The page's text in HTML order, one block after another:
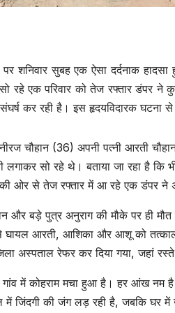
पर शनिवार सुबह एक ऐसा दर्दनाक
रहे एक परिवार को तेज रफ्तार डंपर ने
कर रही है। इस हृदयविदारक घटना
नीरज चौहान (36) अपनी पत्नी
सो रहे थे। बताया जा रहा है कि
ओर से तेज रफ्तार में आ रहे एक डंपर ने
और बड़े पुत्र अनुराग की मौके पर ही
आरती, आशिका और आशू को तत्काल
अस्पताल रेफर कर दिया गया, जहां
गांव में कोहराम मचा हुआ है। हर आंख
में जिंदगी की जंग लड़ रही है, जबकि घर